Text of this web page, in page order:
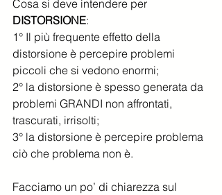
Cosa si deve intendere per
DISTORSIONE:
1° Il più frequente effetto della
distorsione è percepire problemi
piccoli che si vedono enormi;
2° la distorsione è spesso generata da
problemi GRANDI non affrontati,
trascurati, irrisolti;
3° la distorsione è percepire problema
ciò che problema non è.
Facciamo un po’ di chiarezza sul